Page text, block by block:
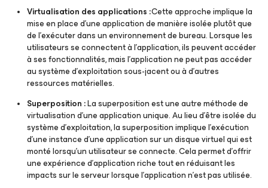
Virtualisation des applications :Cette approche implique la
mise en place d’une application de manière isolée plutôt que
de l’exécuter dans un environnement de bureau. Lorsque les
utilisateurs se connectent à l’application, ils peuvent accéder
à ses fonctionnalités, mais l’application ne peut pas accéder
au système d’exploitation sous-jacent ou à d’autres
ressources matérielles.
Superposition :La superposition est une autre méthode de
virtualisation d’une application unique. Au lieu d’être isolée du
système d’exploitation, la superposition implique l’exécution
d’une instance d’une application sur un disque virtuel qui est
monté lorsqu’un utilisateur se connecte. Cela permet d’offrir
une expérience d’application riche tout en réduisant les
impacts sur le serveur lorsque l’application n’est pas utilisée.